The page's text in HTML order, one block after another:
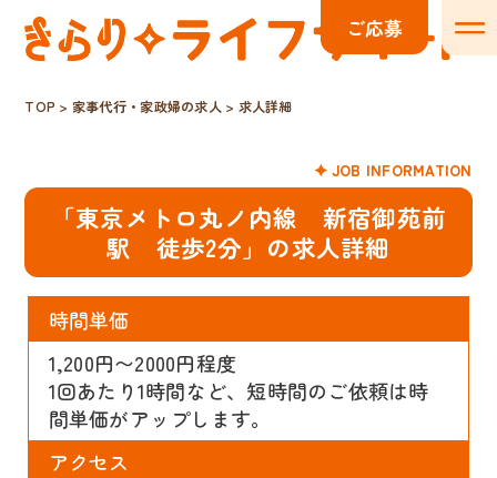
ご応募
TOP > 家事代行・家政婦の求人 > 求人詳細
JOB INFORMATION
「東京メトロ丸ノ内線 新宿御苑前
駅 徒歩2分」の求人詳細
時間単価
1,200円〜2000円程度
1回あたり1時間など、短時間のご依頼は時
間単価がアップします。
アクセス